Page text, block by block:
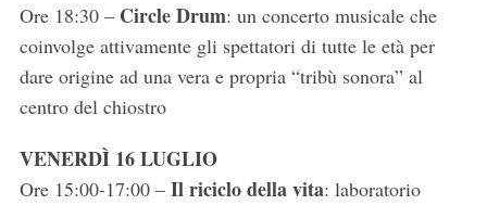
Ore 18:30 – Circle Drum: un concerto musicale che
coinvolge attivamente gli spettatori di tutte le età per
dare origine ad una vera e propria “tribù sonora” al
centro del chiostro
VENERDÌ 16 LUGLIO
Ore 15:00-17:00 – Il riciclo della vita: laboratorio